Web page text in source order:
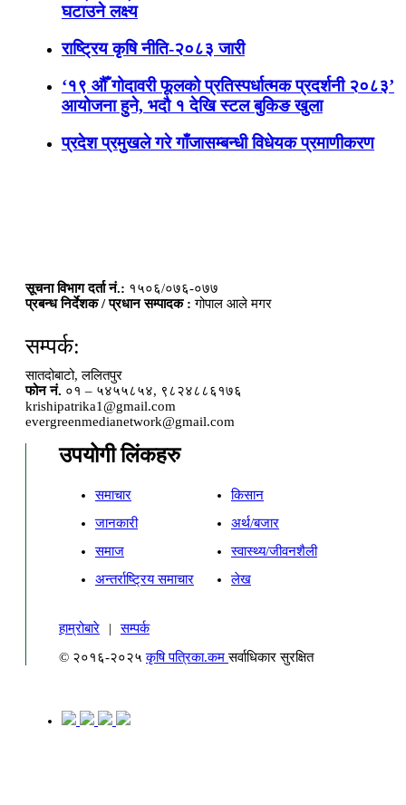
घटाउने लक्ष्य
राष्ट्रिय कृषि नीति-२०८३ जारी
‘१९ औँ गोदावरी फूलको प्रतिस्पर्धात्मक प्रदर्शनी २०८३’
आयोजना हुने, भदौ १ देखि स्टल बुकिङ खुला
प्रदेश प्रमुखले गरे गाँजासम्बन्धी विधेयक प्रमाणीकरण
सूचना विभाग दर्ता नं.: १५०६/०७६-०७७
प्रबन्ध निर्देशक / प्रधान सम्पादक : गोपाल आले मगर
सम्पर्क:
सातदोबाटो, ललितपुर
फोन नं. ०१ – ५४५५८५४, ९८२४८८६१७६
krishipatrika1@gmail.com
evergreenmedianetwork@gmail.com
उपयोगी लिंकहरु
समाचार
किसान
जानकारी
अर्थ/बजार
समाज
स्वास्थ्य/जीवनशैली
अन्तर्राष्ट्रिय समाचार
लेख
हाम्रोबारे |
सम्पर्क
© २०१६-२०२५कृषि पत्रिका.कमसर्वाधिकार सुरक्षित